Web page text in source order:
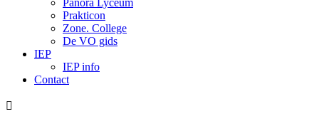
Panora Lyceum
Prakticon
Zone. College
De VO gids
IEP
IEP info
Contact
